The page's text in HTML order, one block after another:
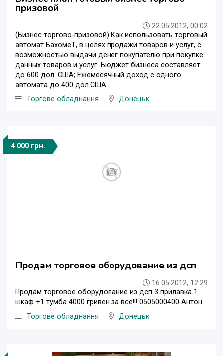
призовой
22.05.2012, 00:02
(Бизнес торгово-призовой) Как использовать торговый
автомат БахомеТ, в целях продажи товаров и услуг, с
возможностью выдачи денег покупателю при покупке
данных товаров и услуг. Бюджет бизнеса составляет:
до 600 дол. США; Ежемесячный доход с одного
автомата до 400 дол.США....
Торгове обладнання
Донецьк
4 000 грн.
Продам торговое оборудование из дсп
16.05.2012, 12:29
Продам торговое оборудование из дсп 3 прилавка 1
шкаф +1 тумба 4000 гривен за все!!! 0505000400 Антон
Торгове обладнання
Донецьк